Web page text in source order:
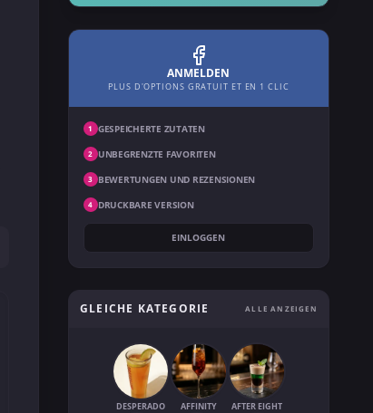
ANMELDEN
PLUS D'OPTIONS GRATUIT ET EN 1 CLIC
1 GESPEICHERTE ZUTATEN
2 UNBEGRENZTE FAVORITEN
3 BEWERTUNGEN UND REZENSIONEN
4 DRUCKBARE VERSION
EINLOGGEN
GLEICHE KATEGORIE ALLE ANZEIGEN
DESPERADO AFFINITY AFTER EIGHT